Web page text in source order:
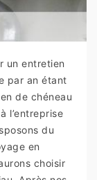
un entretien
par an étant
de chéneau
l’entreprise
du
en
choisir